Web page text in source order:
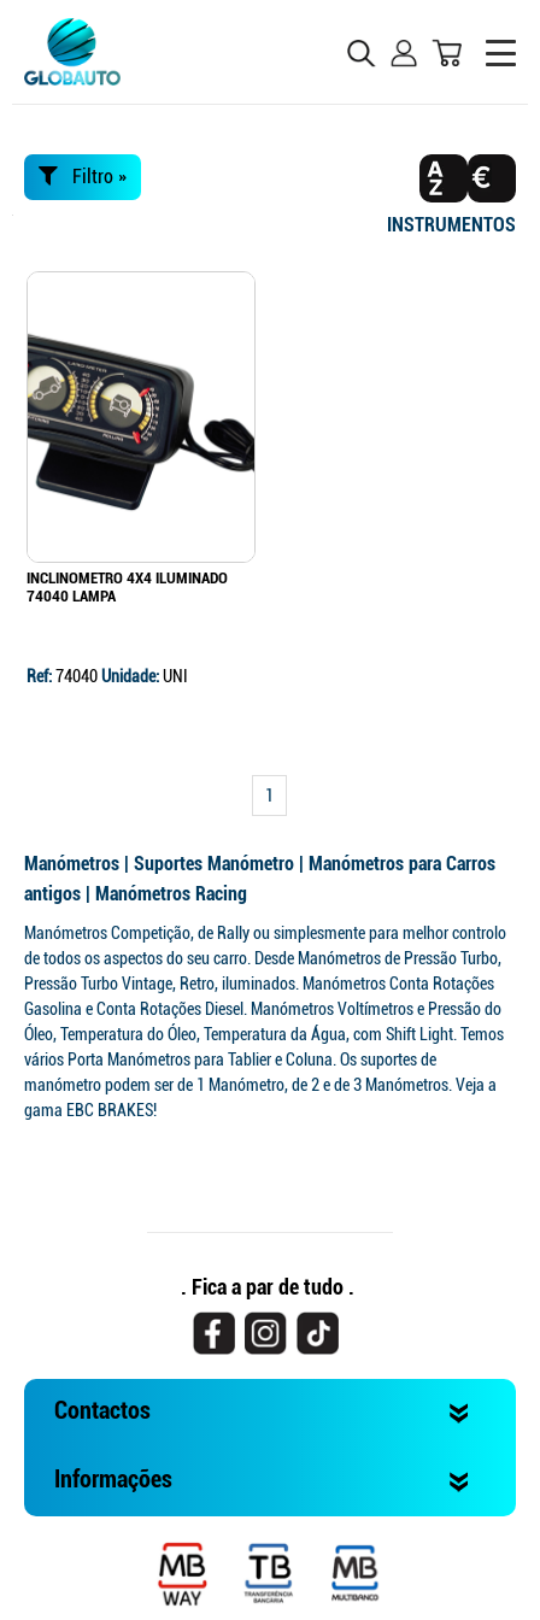
Filtro »
INSTRUMENTOS
INCLINOMETRO 4X4 ILUMINADO
74040 LAMPA
Ref:74040Unidade:UNI
1
Manómetros | Suportes Manómetro | Manómetros para Carros
antigos | Manómetros Racing
Manómetros Competição, de Rally ou simplesmente para melhor controlo
de todos os aspectos do seu carro. Desde Manómetros de Pressão Turbo,
Pressão Turbo Vintage, Retro, iluminados. Manómetros Conta Rotações
Gasolina e Conta Rotações Diesel. Manómetros Voltímetros e Pressão do
Óleo, Temperatura do Óleo, Temperatura da Água, com Shift Light. Temos
vários Porta Manómetros para Tablier e Coluna. Os suportes de
manómetro podem ser de 1 Manómetro, de 2 e de 3 Manómetros. Veja a
gama EBC BRAKES!
Continuar a comprar
Ir para o carrinho
. Fica a par de tudo .
Contactos
Informações